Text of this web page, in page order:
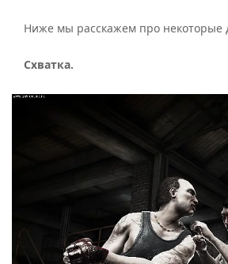
Ниже мы расскажем про некоторые
Схватка.